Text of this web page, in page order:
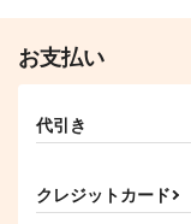
お支払い
代引き
クレジットカード